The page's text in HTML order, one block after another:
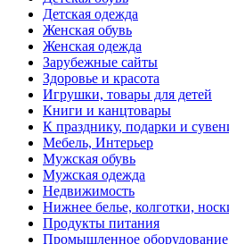
Детская одежда
Женская обувь
Женская одежда
Зарубежные сайты
Здоровье и красота
Игрушки, товары для детей
Книги и канцтовары
К празднику, подарки и
Мебель, Интерьер
Мужская обувь
Мужская одежда
Недвижимость
Нижнее белье, колготки,
Продукты питания
Промышленное оборудование